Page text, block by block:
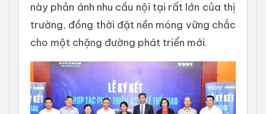
này phản ánh nhu cầu nội tại rất lớn của thị
trường, đồng thời đặt nền móng vững chắc
cho một chặng đường phát triển mới.